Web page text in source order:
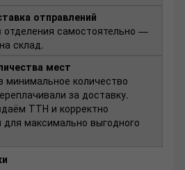
отправлений
самостоятельно —
склад.
мест
минимальное количество
за доставку.
ТТН и корректно
максимально выгодного